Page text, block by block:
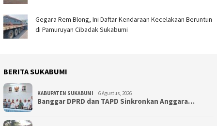
Gegara Rem Blong, Ini Daftar Kendaraan Kecelakaan Beruntun
di Pamuruyan Cibadak Sukabumi
BERITA SUKABUMI
KABUPATEN SUKABUMI 6 Agustus, 2026
Banggar DPRD dan TAPD Sinkronkan Anggara…